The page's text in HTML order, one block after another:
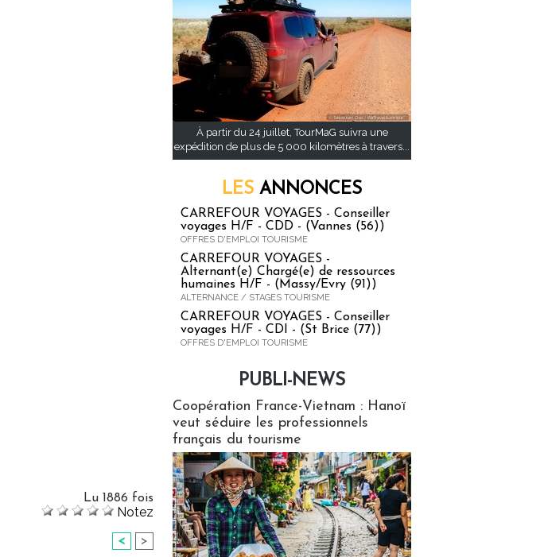
Lu 1886 fois
Notez
< >
À partir du 24 juillet, TourMaG suivra une
expédition de plus de 5 000 kilomètres à travers...
LES ANNONCES
CARREFOUR VOYAGES - Conseiller
voyages H/F - CDD - (Vannes (56))
OFFRES D'EMPLOI TOURISME
CARREFOUR VOYAGES -
Alternant(e) Chargé(e) de ressources
humaines H/F - (Massy/Evry (91))
ALTERNANCE / STAGES TOURISME
CARREFOUR VOYAGES - Conseiller
voyages H/F - CDI - (St Brice (77))
OFFRES D'EMPLOI TOURISME
PUBLI-NEWS
Coopération France-Vietnam : Hanoï
veut séduire les professionnels
français du tourisme